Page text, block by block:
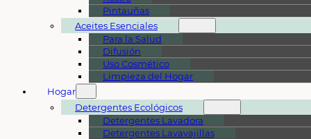
Pintauñas
Aceites Esenciales
Para la Salud
Difusión
Uso Cosmético
Limpieza del Hogar
Hogar
Detergentes Ecológicos
Detergentes Lavadora
Detergentes Lavavajillas